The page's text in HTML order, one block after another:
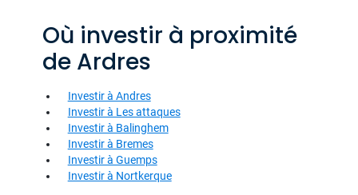
Où investir à proximité
de Ardres
Investir à Andres
Investir à Les attaques
Investir à Balinghem
Investir à Bremes
Investir à Guemps
Investir à Nortkerque